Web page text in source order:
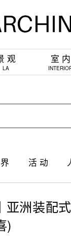
观
LA
室 内
活 动
洲装配
)